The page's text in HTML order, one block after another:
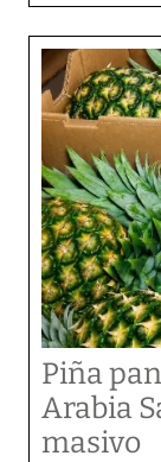
Piña
Arabia
masivo